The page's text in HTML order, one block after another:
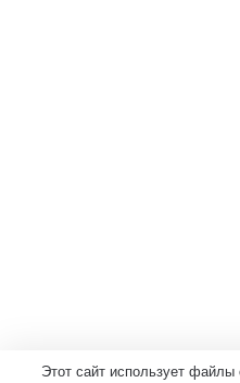
Этот сайт использует